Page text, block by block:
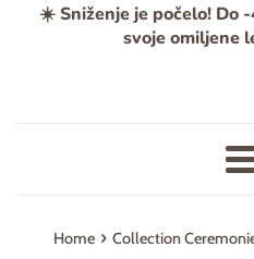
☀️ Sniženje je počelo! Do
svoje omiljene
Home › Collection